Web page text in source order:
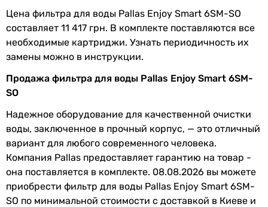
Нижний
комплект
6 мес.
Постфильтр 12 мес.
Мембрана
Минерализатор 12 мес.
Физические характеристики
Ширина 280 мм
Высота 430 мм
Цена фильтра для воды Pallas Enjoy Smart 6SM-SO
составляет 11 417 грн. В комплекте поставляются все
необходимые картриджи. Узнать периодичность их
замены можно в инструкции.
Продажа фильтра для воды Pallas Enjoy Smart 6SM-
SO
Надежное оборудование для качественной очистки
воды, заключенное в прочный корпус, — это отличный
вариант для любого современного человека.
Компания Pallas предоставляет гарантию на товар -
она поставляется в комплекте. 08.08.2026 вы можете
приобрести фильтр для воды Pallas Enjoy Smart 6SM-
SO по минимальной стоимости с доставкой в Киеве и